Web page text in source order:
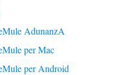
AdunanzA
per Mac
per Android